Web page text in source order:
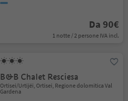
Da 90€
1 notte / 2 persone IVA incl.
B&B Chalet Resciesa
Ortisei/Urtijëi, Ortisei, Regione dolomitica Val
Gardena